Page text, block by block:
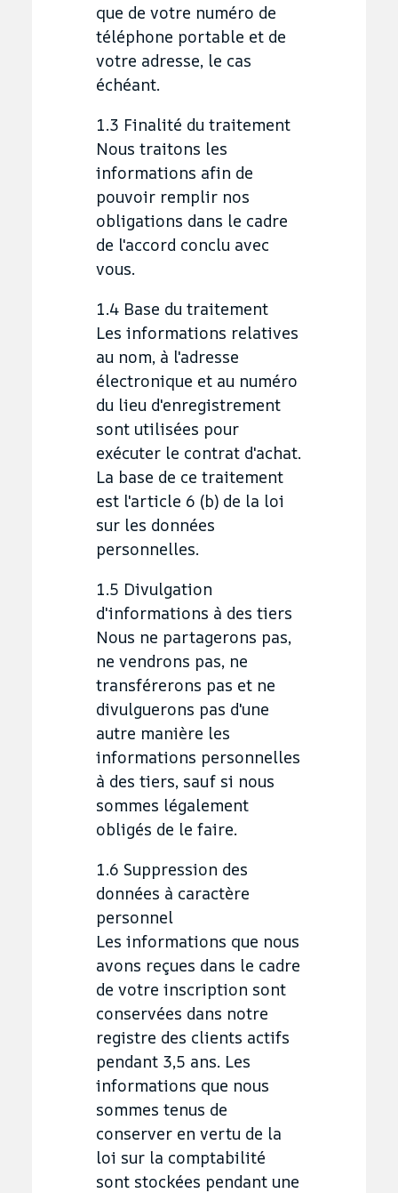
que de votre numéro de
téléphone portable et de
votre adresse, le cas
échéant.
1.3 Finalité du traitement
Nous traitons les
informations afin de
pouvoir remplir nos
obligations dans le cadre
de l'accord conclu avec
vous.
1.4 Base du traitement
Les informations relatives
au nom, à l'adresse
électronique et au numéro
du lieu d'enregistrement
sont utilisées pour
exécuter le contrat d'achat.
La base de ce traitement
est l'article 6 (b) de la loi
sur les données
personnelles.
1.5 Divulgation
d'informations à des tiers
Nous ne partagerons pas,
ne vendrons pas, ne
transférerons pas et ne
divulguerons pas d'une
autre manière les
informations personnelles
à des tiers, sauf si nous
sommes légalement
obligés de le faire.
1.6 Suppression des
données à caractère
personnel
Les informations que nous
avons reçues dans le cadre
de votre inscription sont
conservées dans notre
registre des clients actifs
pendant 3,5 ans. Les
informations que nous
sommes tenus de
conserver en vertu de la
loi sur la comptabilité
sont stockées pendant une